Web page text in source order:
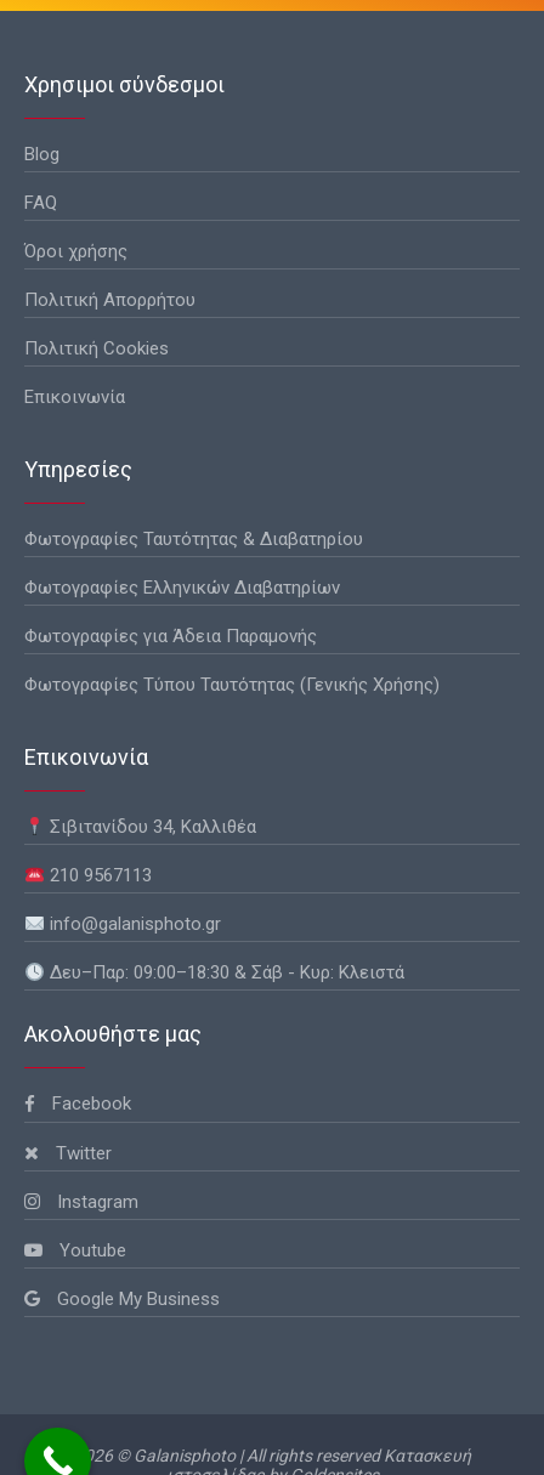
Χρησιμοι σύνδεσμοι
Blog
FAQ
Όροι χρήσης
Πολιτική Απορρήτου
Πολιτική Cookies
Επικοινωνία
Υπηρεσίες
Φωτογραφίες Ταυτότητας & Διαβατηρίου
Φωτογραφίες Ελληνικών Διαβατηρίων
Φωτογραφίες για Άδεια Παραμονής
Φωτογραφίες Τύπου Ταυτότητας (Γενικής Χρήσης)
Επικοινωνία
Σιβιτανίδου 34, Καλλιθέα
210 9567113
info@galanisphoto.gr
Δευ–Παρ: 09:00–18:30 & Σάβ - Κυρ: Κλειστά
Ακολουθήστε μας
Facebook
Twitter
Instagram
Youtube
Google My Business
2026 © Galanisphoto | All rights reservedΚατασκευή